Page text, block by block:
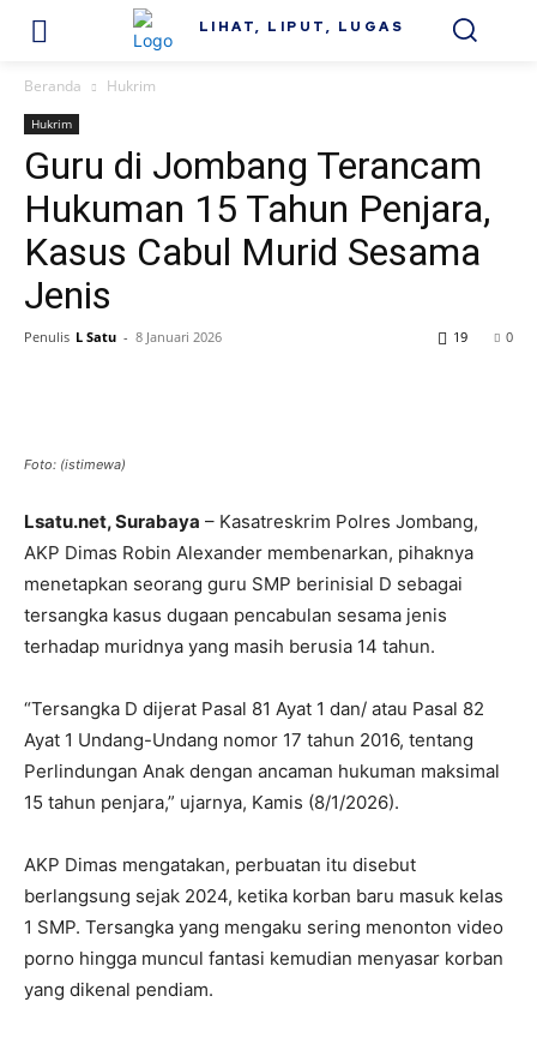
LIHAT, LIPUT, LUGAS
Beranda Hukrim
Hukrim
Guru di Jombang Terancam
Hukuman 15 Tahun Penjara,
Kasus Cabul Murid Sesama
Jenis
Penulis L Satu - 8 Januari 2026 0
19
Foto: (istimewa)
Lsatu.net, Surabaya – Kasatreskrim Polres Jombang,
AKP Dimas Robin Alexander membenarkan, pihaknya
menetapkan seorang guru SMP berinisial D sebagai
tersangka kasus dugaan pencabulan sesama jenis
terhadap muridnya yang masih berusia 14 tahun.
“Tersangka D dijerat Pasal 81 Ayat 1 dan/ atau Pasal 82
Ayat 1 Undang-Undang nomor 17 tahun 2016, tentang
Perlindungan Anak dengan ancaman hukuman maksimal
15 tahun penjara,” ujarnya, Kamis (8/1/2026).
AKP Dimas mengatakan, perbuatan itu disebut
berlangsung sejak 2024, ketika korban baru masuk kelas
1 SMP. Tersangka yang mengaku sering menonton video
porno hingga muncul fantasi kemudian menyasar korban
yang dikenal pendiam.